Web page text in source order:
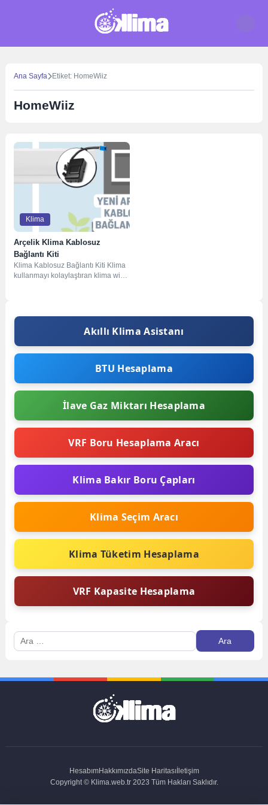
Ana Sayfa Etiket: HomeWiiz
HomeWiiz
Klima
Arçelik Klima Kablosuz
Bağlantı Kiti
Klima Kablosuz Bağlantı Kiti Klima
kullanmayı kolaylaştıran klima wifi
Akıllı Klima Asistanı
BTU Hesaplama
İlave Gaz Miktarı Hesaplama
VRF Boru Hesaplama Aracı
Klima Bakır Boru Çapları
Klima Seçim Aracı
Klima Tüketim Hesaplama
VRF Kapasite Hesaplama
Arama:
HesabımHakkımızdaSite Haritasıİletişim
Copyright © Klima.web.tr 2023 Tüm Hakları Saklıdır.